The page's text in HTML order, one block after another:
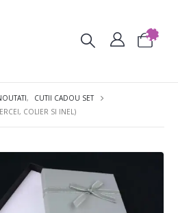
,
CUTII CADOU SET
COLIER SI INEL)